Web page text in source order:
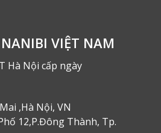
VIỆT NAM
Hà Nội cấp ngày
,Hà Nội, VN
12,P.Đông Thành, Tp.